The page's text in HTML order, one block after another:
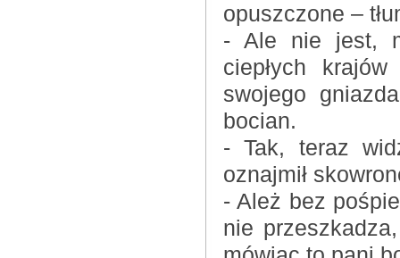
opuszczone –
- Ale nie jest,
ciepłych
swojego
bocian.
- Tak, teraz
oznajmił
- Ależ bez
nie